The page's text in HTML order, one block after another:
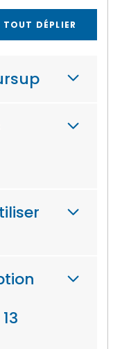
TOUT DÉPLIER